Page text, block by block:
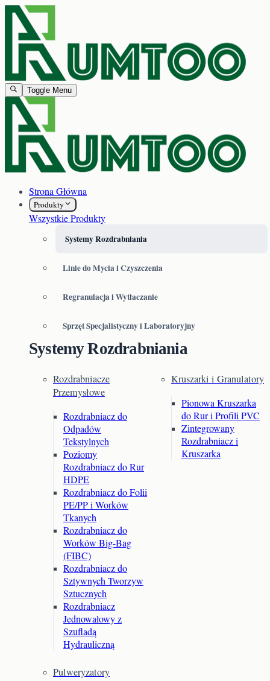
Toggle Menu
Strona Główna
Produkty
Wszystkie Produkty
Systemy Rozdrabniania
Linie do Mycia i Czyszczenia
Regranulacja i Wytłaczanie
Sprzęt Specjalistyczny i Laboratoryjny
Systemy Rozdrabniania
Rozdrabniacze
Przemysłowe
Rozdrabniacz do
Odpadów
Tekstylnych
Poziomy
Rozdrabniacz do Rur
HDPE
Rozdrabniacz do Folii
PE/PP i Worków
Tkanych
Rozdrabniacz do
Worków Big-Bag
(FIBC)
Rozdrabniacz do
Sztywnych Tworzyw
Sztucznych
Rozdrabniacz
Jednowałowy z
Szufladą
Hydrauliczną
Kruszarki i Granulatory
Pionowa Kruszarka
do Rur i Profili PVC
Zintegrowany
Rozdrabniacz i
Kruszarka
Pulweryzatory